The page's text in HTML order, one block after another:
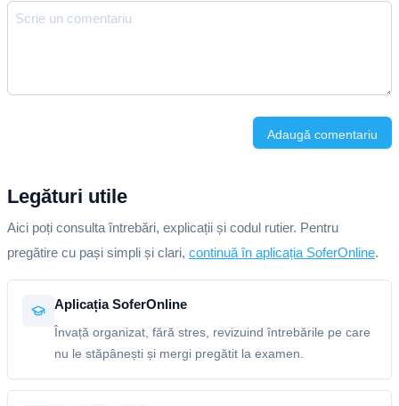
Adaugă comentariu
Legături utile
Aici poți consulta întrebări, explicații și codul rutier. Pentru
pregătire cu pași simpli și clari, continuă în aplicația SoferOnline.
Aplicația SoferOnline
Învață organizat, fără stres, revizuind întrebările pe care
nu le stăpânești și mergi pregătit la examen.